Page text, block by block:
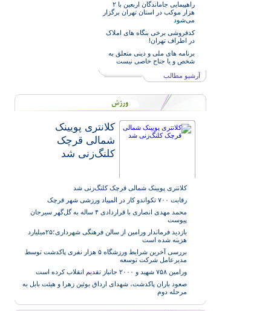
راهپیمایی جاماندگان اربعین با ۲
هزار موکب در استان تهران برگزار
می‌شود
کدفروشی برخی بنگاه های املاک
در اطراف تهران!
برنامه های ملی و دینی متعلق به
شخص و یا جناح خاصی نیست
آرشیو مطالب
کلانتری پویینک
شمالی قرچک
کلنگ‌زنی شد
کلانتری پویینک شمالی قرچک کلنگ‌زنی شد
رقابت ۷۰۰ تکواندو کار در المپیاد ورزشی شهر قرچک
محمد مهدی انصاری با قراردادی ۴ ساله به گل‌گهر سیرجان
پیوست
بازدید فرماندار ورامین از سالن فرهنگی شهرداری؛۲۵میلیارد
هزینه شده است
بررسی آخرین شرایط ورزشگاه ۵ هزار نفری پاکدشت توسط
مدیرعامل شرکت توسعه
ورامین ۷۵۸ شهید و ۲۰۰۰ جانباز تقدیم انقلاب کرده است
صعود باران پاکدشت، شهدای ارداق بوئین زهرا و هیئت بابل به
مرحله دوم